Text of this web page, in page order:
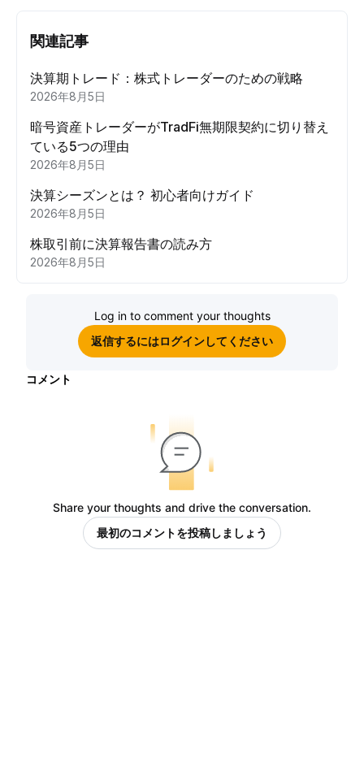
関連記事
決算期トレード：株式トレーダーのための戦略
2026年8月5日
暗号資産トレーダーがTradFi無期限契約に切り替え
ている5つの理由
2026年8月5日
決算シーズンとは？ 初心者向けガイド
2026年8月5日
株取引前に決算報告書の読み方
2026年8月5日
Log in to comment your thoughts
返信するにはログインしてください
コメント
Share your thoughts and drive the conversation.
最初のコメントを投稿しましょう